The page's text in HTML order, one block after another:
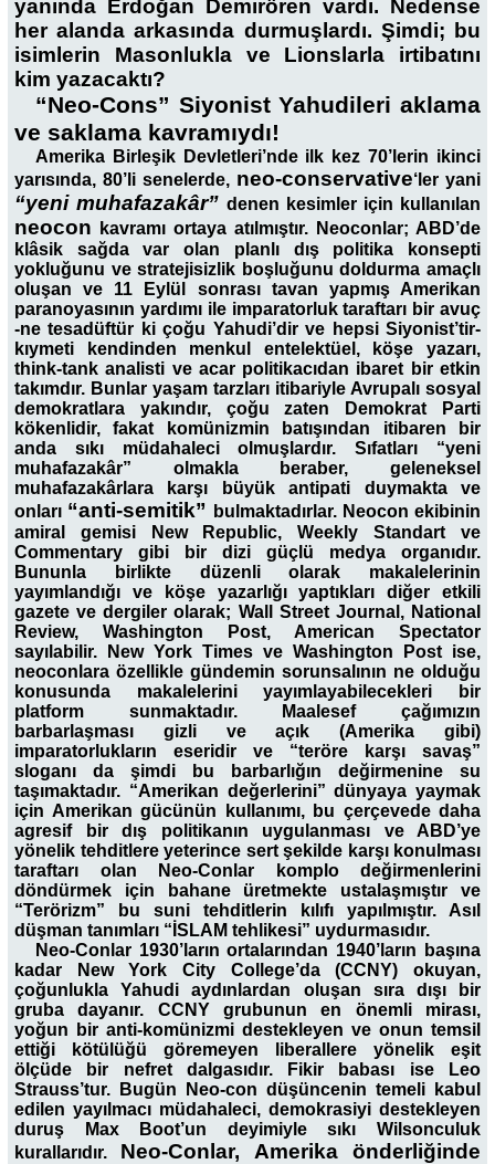
yanında Erdoğan Demirören vardı. Nedense
her alanda arkasında durmuşlardı. Şimdi; bu
isimlerin Masonlukla ve Lionslarla irtibatını
kim yazacaktı?
“Neo-Cons” Siyonist Yahudileri aklama
ve saklama kavramıydı!
Amerika Birleşik Devletleri’nde ilk kez 70’lerin ikinci
yarısında, 80’li senelerde, neo-conservative‘ler yani
“yeni muhafazakâr” denen kesimler için kullanılan
neocon kavramı ortaya atılmıştır. Neoconlar; ABD’de
klâsik sağda var olan planlı dış politika konsepti
yokluğunu ve stratejisizlik boşluğunu doldurma amaçlı
oluşan ve 11 Eylül sonrası tavan yapmış Amerikan
paranoyasının yardımı ile imparatorluk taraftarı bir avuç
-ne tesadüftür ki çoğu Yahudi’dir ve hepsi Siyonist’tir-
kıymeti kendinden menkul entelektüel, köşe yazarı,
think-tank analisti ve acar politikacıdan ibaret bir etkin
takımdır. Bunlar yaşam tarzları itibariyle Avrupalı sosyal
demokratlara yakındır, çoğu zaten Demokrat Parti
kökenlidir, fakat komünizmin batışından itibaren bir
anda sıkı müdahaleci olmuşlardır. Sıfatları “yeni
muhafazakâr” olmakla beraber, geleneksel
muhafazakârlara karşı büyük antipati duymakta ve
onları “anti-semitik”
bulmaktadırlar. Neocon ekibinin
amiral gemisi New Republic, Weekly Standart ve
Commentary gibi bir dizi güçlü medya organıdır.
Bununla birlikte düzenli olarak makalelerinin
yayımlandığı ve köşe yazarlığı yaptıkları diğer etkili
gazete ve dergiler olarak; Wall Street Journal, National
Review, Washington Post, American Spectator
sayılabilir. New York Times ve Washington Post ise,
neoconlara özellikle gündemin sorunsalının ne olduğu
konusunda makalelerini yayımlayabilecekleri bir
platform sunmaktadır. Maalesef çağımızın
barbarlaşması gizli ve açık (Amerika gibi)
imparatorlukların eseridir ve “teröre karşı savaş”
sloganı da şimdi bu barbarlığın değirmenine su
taşımaktadır. “Amerikan değerlerini” dünyaya yaymak
için Amerikan gücünün kullanımı, bu çerçevede daha
agresif bir dış politikanın uygulanması ve ABD’ye
yönelik tehditlere yeterince sert şekilde karşı konulması
taraftarı olan Neo-Conlar komplo değirmenlerini
döndürmek için bahane üretmekte ustalaşmıştır ve
“Terörizm” bu suni tehditlerin kılıfı yapılmıştır. Asıl
düşman tanımları “İSLAM tehlikesi” uydurmasıdır.
Neo-Conlar 1930’ların ortalarından 1940’ların başına
kadar New York City College’da (CCNY) okuyan,
çoğunlukla Yahudi aydınlardan oluşan sıra dışı bir
gruba dayanır. CCNY grubunun en önemli mirası,
yoğun bir anti-komünizmi destekleyen ve onun temsil
ettiği kötülüğü göremeyen liberallere yönelik eşit
ölçüde bir nefret dalgasıdır. Fikir babası ise Leo
Strauss’tur. Bugün Neo-con düşüncenin temeli kabul
edilen yayılmacı müdahaleci, demokrasiyi destekleyen
duruş Max Boot’un deyimiyle sıkı Wilsonculuk
kurallarıdır. Neo-Conlar, Amerika önderliğinde